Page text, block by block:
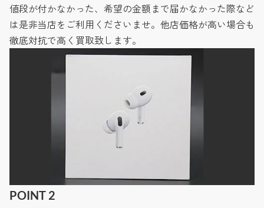
値段が付かなかった、希望の金額まで届かなかった際など
は是非当店をご利用くださいませ。他店価格が高い場合も
徹底対抗で高く買取致します。
POINT 2